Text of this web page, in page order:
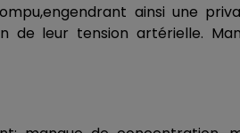
ainsi une
de leur tension artérielle.